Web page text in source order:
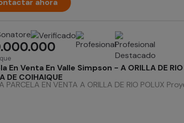
ahora
En Venta En Valle Simpson - A ORILLA DE RIO
DE COIHAIQUE
PARCELA EN VENTA A ORILLA DE RIO POLUX